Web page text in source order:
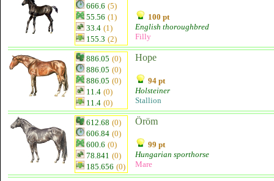
666.6 (5)
55.56 (1)
33.4 (1)
155.3 (2)
100 pt
English thoroughbred
Filly
886.05 (0)
886.05 (0)
886.05 (0)
11.4 (0)
11.4 (0)
Hope
94 pt
Holsteiner
Stallion
612.68 (0)
606.84 (0)
600.6 (0)
78.841 (0)
185.656 (0)
Öröm
99 pt
Hungarian sporthorse
Mare